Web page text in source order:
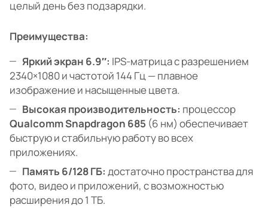
целый день без подзарядки.
Преимущества:
Яркий экран 6.9″: IPS-матрица с разрешением
2340×1080 и частотой 144 Гц — плавное
изображение и насыщенные цвета.
Высокая производительность: процессор
Qualcomm Snapdragon 685 (6 нм) обеспечивает
быструю и стабильную работу во всех
приложениях.
Память 6/128 ГБ: достаточно пространства для
фото, видео и приложений, с возможностью
расширения до 1 ТБ.